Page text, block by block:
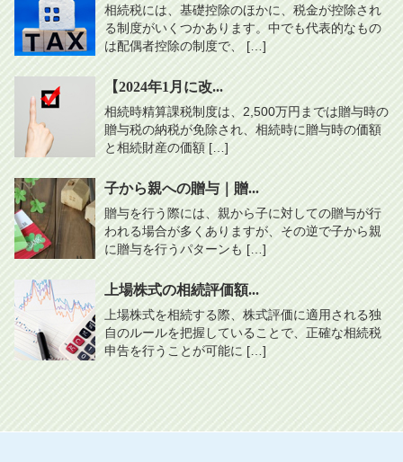
相続税には、基礎控除のほかに、税金が控除され
る制度がいくつかあります。中でも代表的なもの
は配偶者控除の制度で、 […]
【2024年1月に改...
相続時精算課税制度は、2,500万円までは贈与時の
贈与税の納税が免除され、相続時に贈与時の価額
と相続財産の価額 […]
子から親への贈与｜贈...
贈与を行う際には、親から子に対しての贈与が行
われる場合が多くありますが、その逆で子から親
に贈与を行うパターンも […]
上場株式の相続評価額...
上場株式を相続する際、株式評価に適用される独
自のルールを把握していることで、正確な相続税
申告を行うことが可能に […]